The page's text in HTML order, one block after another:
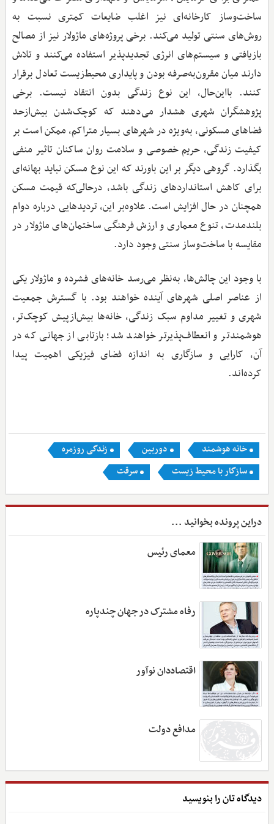
ساخت‌وساز کارخانه‌ای نیز اغلب ضایعات کمتری نسبت به
روش‌های سنتی تولید می‌کند. برخی پروژه‌های ماژولار نیز از مصالح
بازیافتی و سیستم‌های انرژی تجدیدپذیر استفاده می‌کنند و تلاش
دارند میان مقرون‌به‌صرفه بودن و پایداری محیط‌زیست تعادل برقرار
کنند. بااین‌حال، این نوع زندگی بدون انتقاد نیست. برخی
پژوهشگران شهری هشدار می‌دهند که کوچک‌شدن بیش‌از‌حد
فضاهای مسکونی، به‌ویژه در شهرهای بسیار متراکم، ممکن است بر
کیفیت زندگی، حریم خصوصی و سلامت روان ساکنان تاثیر منفی
بگذارد. گروهی دیگر بر این باورند که این نوع مسکن نباید بهانه‌ای
برای کاهش استانداردهای زندگی باشد، درحالی‌که قیمت مسکن
همچنان در حال افزایش است. علاوه‌بر این، تردیدهایی درباره دوام
بلندمدت، تنوع معماری و ارزش فرهنگی ساختمان‌های ماژولار در
مقایسه با ساخت‌وساز سنتی وجود دارد.
با وجود این چالش‌ها، به‌نظر می‌رسد خانه‌های فشرده و ماژولار یکی
از عناصر اصلی شهرهای آینده خواهند بود. با گسترش جمعیت
شهری و تغییر مداوم سبک زندگی، خانه‌ها بیش‌از‌پیش کوچک‌تر،
هوشمندتر و انعطاف‌پذیرتر خواهند شد؛ بازتابی از جهانی که در
آن، کارایی و سازگاری به اندازه فضای فیزیکی اهمیت پیدا
کرده‌اند.
خانه هوشمند دوربین
زندگی روزمره
سازگار با محیط زیست
سرقت
دراین پرونده بخوانید ...
معمای رئیس
رفاه مشترک در جهان چند‌پاره
اقتصاددان نوآور
مدافع دولت
دیدگاه تان را بنویسید